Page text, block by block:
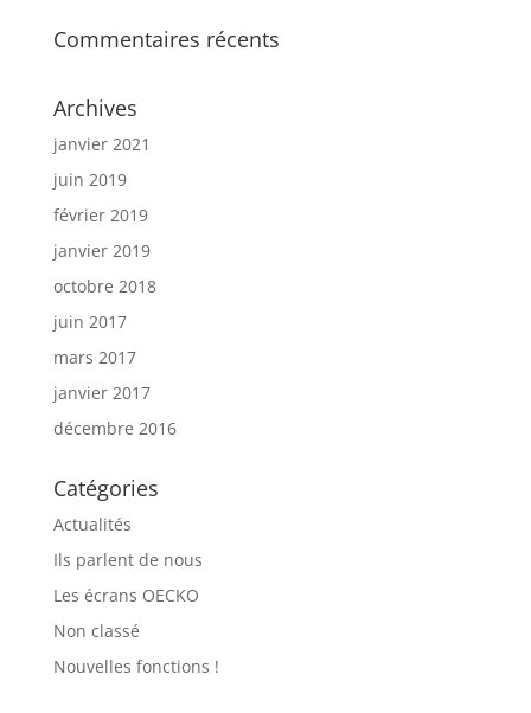
Commentaires récents
Archives
janvier 2021
juin 2019
février 2019
janvier 2019
octobre 2018
juin 2017
mars 2017
janvier 2017
décembre 2016
Catégories
Actualités
Ils parlent de nous
Les écrans OECKO
Non classé
Nouvelles fonctions !